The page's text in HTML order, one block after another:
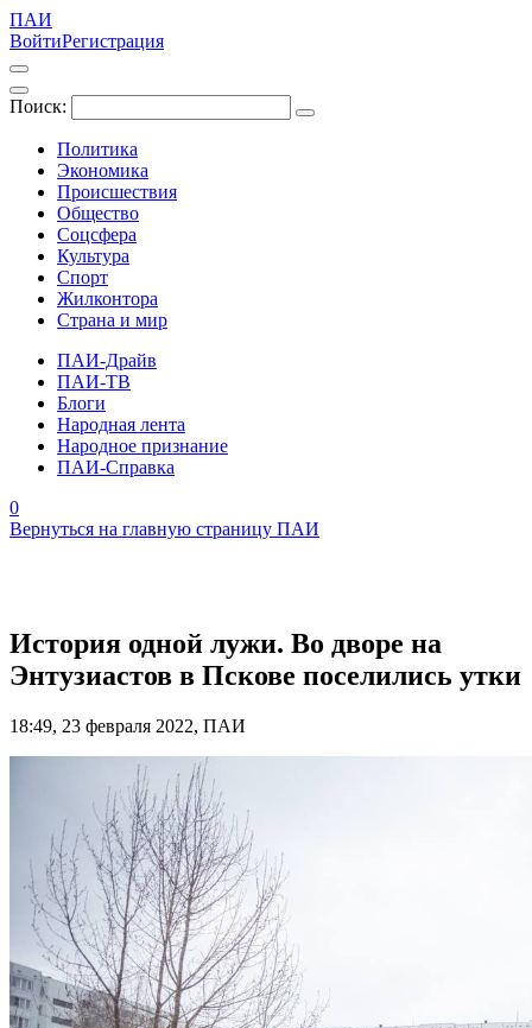
ПАИ
ВойтиРегистрация
Поиск:
Политика
Экономика
Происшествия
Общество
Соцсфера
Культура
Спорт
Жилконтора
Страна и мир
ПАИ-Драйв
ПАИ-ТВ
Блоги
Народная лента
Народное признание
ПАИ-Справка
0
Вернуться на главную страницу ПАИ
История одной лужи. Во дворе на
Энтузиастов в Пскове поселились утки
18:49, 23 февраля 2022, ПАИ